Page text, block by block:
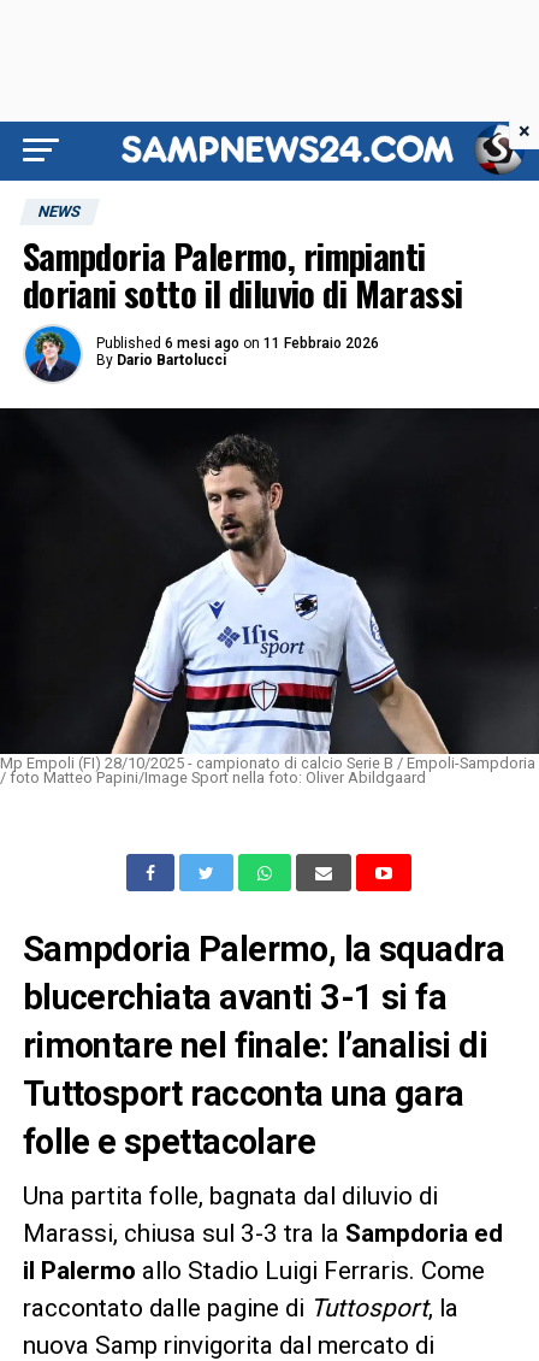
NEWS
Sampdoria Palermo, rimpianti
doriani sotto il diluvio di Marassi
Published 6 mesi ago on 11 Febbraio 2026
By Dario Bartolucci
Mp Empoli (FI) 28/10/2025 - campionato di calcio Serie B / Empoli-Sampdoria
/ foto Matteo Papini/Image Sport nella foto: Oliver Abildgaard
Sampdoria Palermo, la squadra
blucerchiata avanti 3-1 si fa
rimontare nel finale: l’analisi di
Tuttosport racconta una gara
folle e spettacolare
Una partita folle, bagnata dal diluvio di
Marassi, chiusa sul 3-3 tra la Sampdoria ed
il Palermo allo Stadio Luigi Ferraris. Come
raccontato dalle pagine di Tuttosport, la
nuova Samp rinvigorita dal mercato di
×